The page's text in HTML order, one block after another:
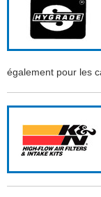
également pour les